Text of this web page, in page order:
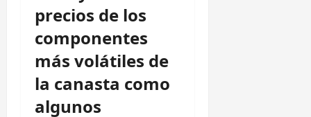
precios de los
componentes
más volátiles de
la canasta como
algunos